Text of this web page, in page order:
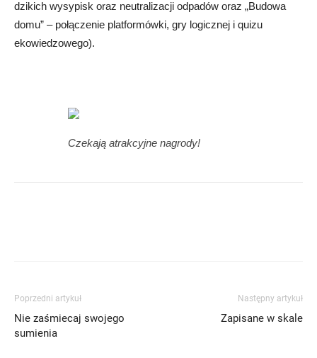
dzikich wysypisk oraz neutralizacji odpadów oraz „Budowa
domu” – połączenie platformówki, gry logicznej i quizu
ekowiedzowego).
Czekają atrakcyjne nagrody!
Poprzedni artykuł
Nie zaśmiecaj swojego
sumienia
Następny artykuł
Zapisane w skale